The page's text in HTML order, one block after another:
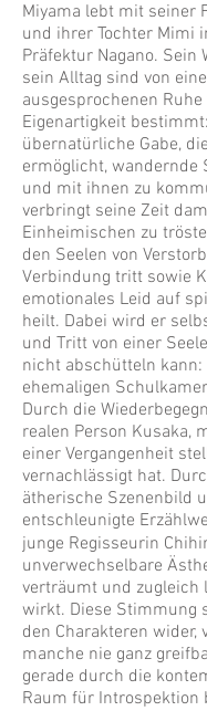
Miyama lebt mit seiner
und ihrer Tochter Mimi
Präfektur Nagano. Sein
sein Alltag sind von
ausgesprochenen
Eigenartigkeit
übernatürliche Gabe,
ermöglicht, wandernde
und mit ihnen zu
verbringt seine Zeit
Einheimischen zu
den Seelen von
Verbindung tritt sowie
emotionales Leid auf
heilt. Dabei wird er
und Tritt von einer
nicht abschütteln kann:
ehemaligen
Durch die
realen Person Kusaka,
einer Vergangenheit
vernachlässigt hat.
ätherische Szenenbild
entschleunigte
junge Regisseurin
unverwechselbare
verträumt und zugleich
wirkt. Diese Stimmung
den Charakteren wider,
manche nie ganz
gerade durch die
Raum für Introspektion